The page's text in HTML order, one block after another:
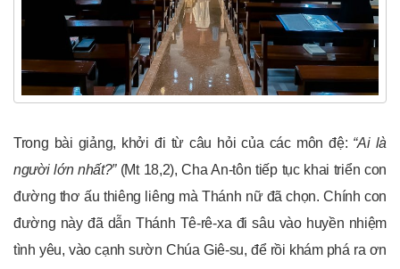
Trong bài giảng, khởi đi từ câu hỏi của các môn đệ: “Ai là
người lớn nhất?”(Mt 18,2), Cha An-tôn tiếp tục khai triển con
đường thơ ấu thiêng liêng mà Thánh nữ đã chọn. Chính con
đường này đã dẫn Thánh Tê-rê-xa đi sâu vào huyền nhiệm
tình yêu, vào cạnh sườn Chúa Giê-su, để rồi khám phá ra ơn